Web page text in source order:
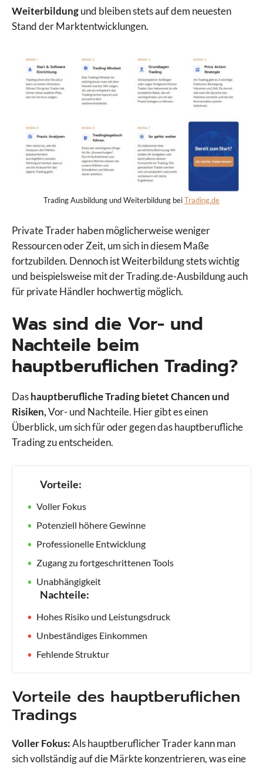
Weiterbildungund bleiben stets auf dem neuesten
Stand der Marktentwicklungen.
Trading Ausbildung und Weiterbildung beiTrading.de
Private Trader haben möglicherweise weniger
Ressourcen oder Zeit, um sich in diesem Maße
fortzubilden. Dennoch ist Weiterbildung stets wichtig
und beispielsweise mit der Trading.de-Ausbildung auch
für private Händler hochwertig möglich.
Was sind die Vor- und
Nachteile beim
hauptberuflichen Trading?
Dashauptberufliche Trading bietet Chancen und
Risiken,Vor- und Nachteile. Hier gibt es einen
Überblick, um sich für oder gegen das hauptberufliche
Trading zu entscheiden.
Vorteile:
Voller Fokus
Potenziell höhere Gewinne
Professionelle Entwicklung
Zugang zu fortgeschrittenen Tools
Unabhängigkeit
Nachteile:
Hohes Risiko und Leistungsdruck
Unbeständiges Einkommen
Fehlende Struktur
Vorteile des hauptberuflichen
Tradings
Voller Fokus:Als hauptberuflicher Trader kann man
sich vollständig auf die Märkte konzentrieren, was eine